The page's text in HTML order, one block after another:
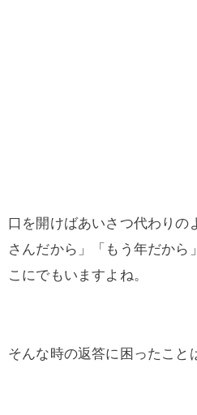
口を開けばあいさつ代わりの
さんだから」「もう年だから
こにでもいますよね。
そんな時の返答に困ったこと